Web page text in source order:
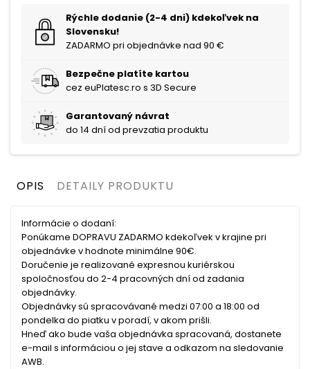
Rýchle dodanie (2-4 dni) kdekoľvek na
Slovensku!
ZADARMO pri objednávke nad 90 €
Bezpečne platíte kartou
cez euPlatesc.ro s 3D Secure
Garantovaný návrat
do 14 dní od prevzatia produktu
OPIS DETAILY PRODUKTU
Informácie o dodaní:
Ponúkame DOPRAVU ZADARMO kdekoľvek v krajine pri
objednávke v hodnote minimálne 90€.
Doručenie je realizované expresnou kuriérskou
spoločnosťou do 2-4 pracovných dní od zadania
objednávky.
Objednávky sú spracovávané medzi 07:00 a 18:00 od
pondelka do piatku v poradí, v akom prišli.
Hneď ako bude vaša objednávka spracovaná, dostanete
e-mail s informáciou o jej stave a odkazom na sledovanie
AWB.